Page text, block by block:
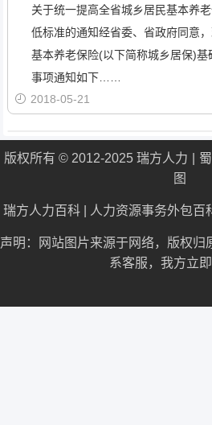
关于统一提高全省城乡居民基本养
低标准的通知经省委、省政府同意
基本养老保险(以下简称城乡居保)基
事项通知如下……
2018-05-21
版权所有 © 2012-2025 瑞方人力
图
瑞方人力百科 人力资源事务外包百
声明：网站图片来源于网络，版权归
系客服，我方立即